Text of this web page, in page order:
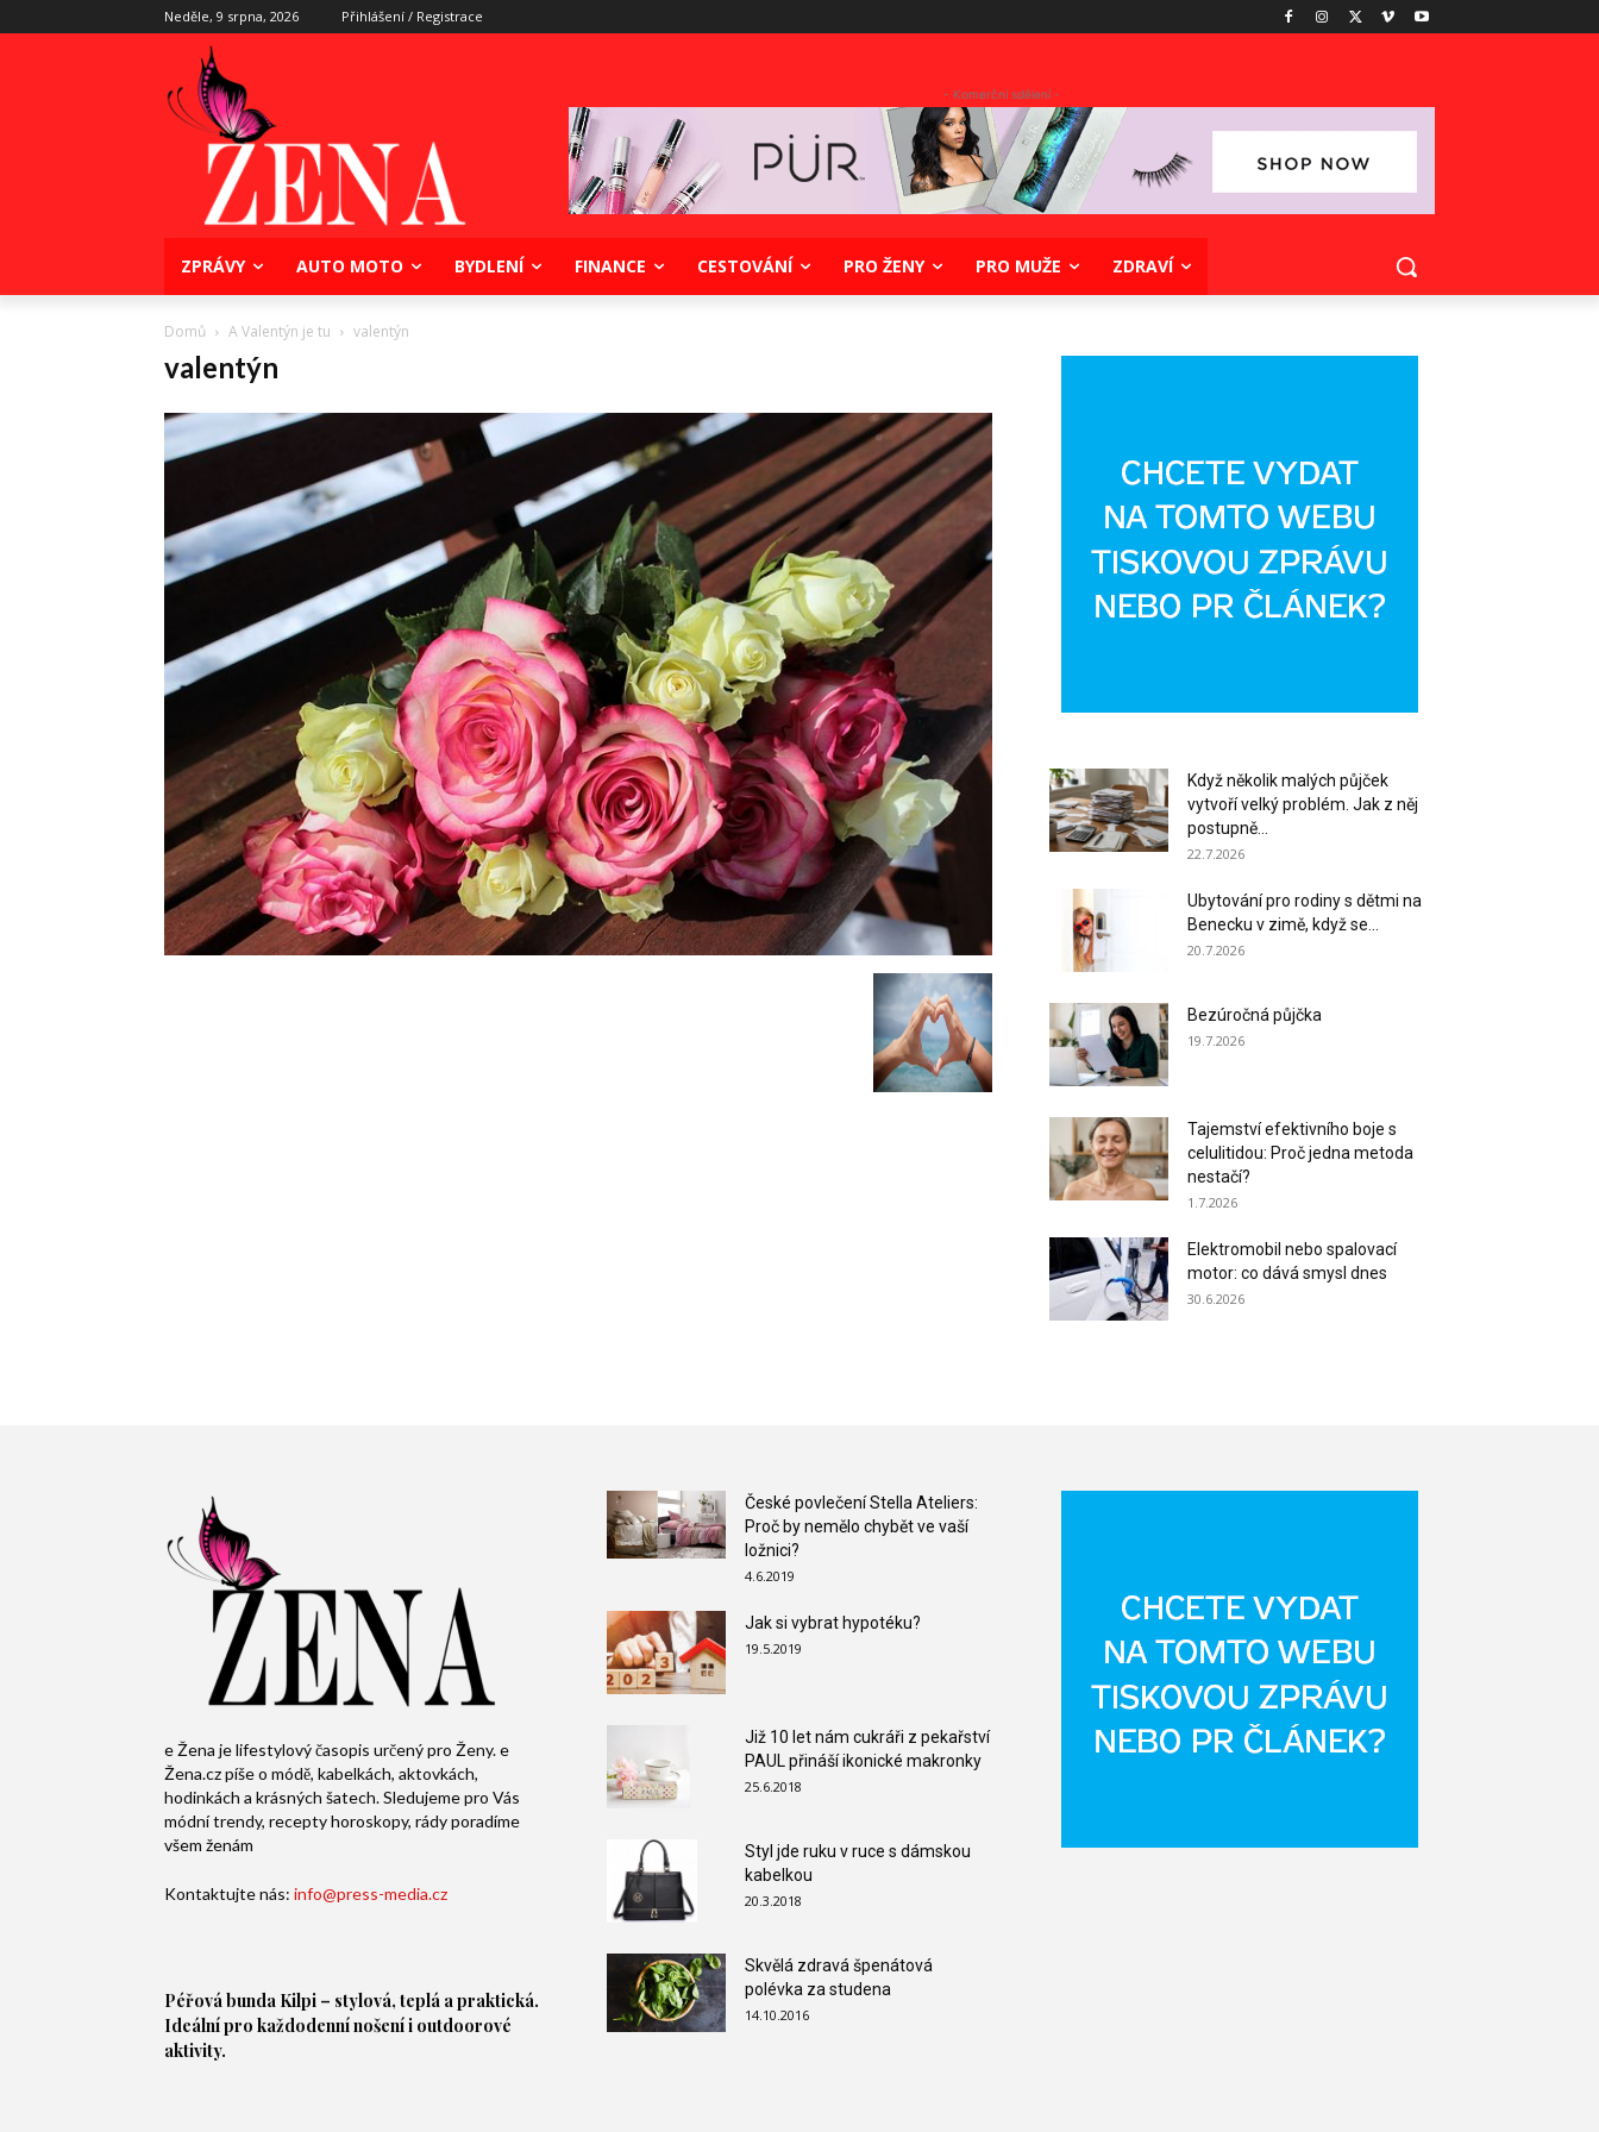
Neděle, 9 srpna, 2026 Přihlášení / Registrace
- Komerční sdělení -
ZPRÁVY AUTO MOTO BYDLENÍ FINANCE CESTOVÁNÍ PRO ŽENY PRO MUŽE ZDRAVÍ
Domů A Valentýn je tu valentýn
valentýn
Když několik malých půjček
vytvoří velký problém. Jak z něj
postupně...
22.7.2026
Ubytování pro rodiny s dětmi na
Benecku v zimě, když se...
20.7.2026
Bezúročná půjčka
19.7.2026
Tajemství efektivního boje s
celulitidou: Proč jedna metoda
nestačí?
1.7.2026
Elektromobil nebo spalovací
motor: co dává smysl dnes
30.6.2026
e Žena je lifestylový časopis určený pro Ženy. e
Žena.cz píše o módě, kabelkách, aktovkách,
hodinkách a krásných šatech. Sledujeme pro Vás
módní trendy, recepty horoskopy, rády poradíme
všem ženám
Kontaktujte nás: info@press-media.cz
Péřová bunda Kilpi – stylová, teplá a praktická.
Ideální pro každodenní nošení i outdoorové
aktivity.
České povlečení Stella Ateliers:
Proč by nemělo chybět ve vaší
ložnici?
4.6.2019
Jak si vybrat hypotéku?
19.5.2019
Již 10 let nám cukráři z pekařství
PAUL přináší ikonické makronky
25.6.2018
Styl jde ruku v ruce s dámskou
kabelkou
20.3.2018
Skvělá zdravá špenátová
polévka za studena
14.10.2016